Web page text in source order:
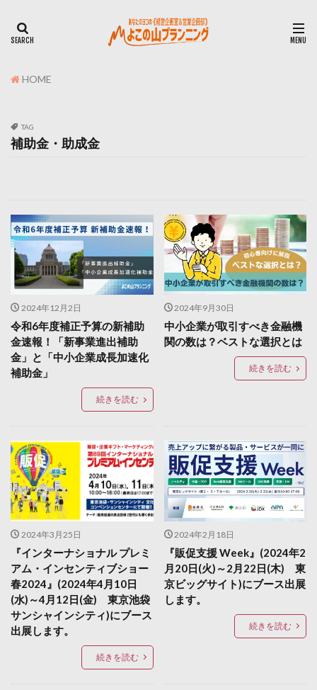
HOME
TAG
補助金・助成金
2024年12月2日
令和6年度補正予算の新補助
金速報！「新事業進出補助
金」と「中小企業成長加速化
補助金」
続きを読む
2024年9月30日
中小企業が取引すべき金融機
関の数は？ベストな選択とは
続きを読む
2024年3月25日
『インターナショナル プレミ
アム・インセンティブショー
春2024』(2024年4月10日
(水)～4月12日(金) 東京池袋
サンシャインシティ)にブース
出展します。
続きを読む
2024年2月18日
『販促支援 Week』(2024年2
月20日(火)～2月22日(木) 東
京ビッグサイト)にブース出展
します。
続きを読む